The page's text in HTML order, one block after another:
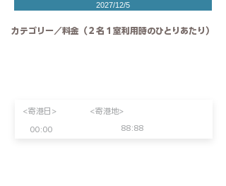
<寄港日>
00:00 88:88
<寄港地>
2027/12/5
カテゴリー／料金（２名１室利用時のひとりあたり）